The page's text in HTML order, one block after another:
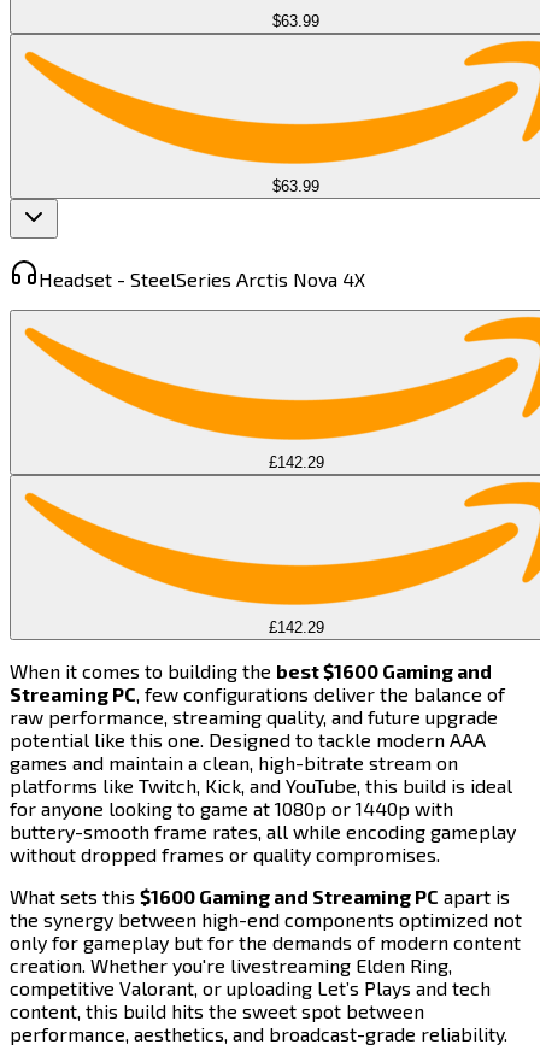
$63.99
$63.99
Headset - SteelSeries Arctis Nova 4X​​​​‌ ‍ ​‍​‍‌‍ ‌ ​‍‌‍‍‌‌‍‌ ‌‍‍‌‌‍ ‍​‍​‍​ ‍‍​‍​‍‌ ​ ‌‍​‌‌‍ ‍‌‍‍‌‌ ‌​‌ ‍‌​‍ ‍‌‍‍‌‌‍ ​‍​‍​‍ ​​‍​‍‌‍‍​‌ ​‍‌‍‌‌‌‍‌‍​‍​‍​ ‍‍​‍​‍​‍ ‌‍​‌‌‍‌​‌‍ ‌‌‍‍‌‌‍ ‍​‍ ‌‍‍‌‌‍ ‍‌ ‌​‌‍‌‌‌‍ ‍‌ ‌​​‍ ‌‍‌‌‌‍‌​‌‍‍‌‌ ‌​​‍ ‌‍ ‌‌‍ ‌‍‌​‌‍‌‌​ ‌‌ ​​‌ ​‍‌‍‌‌‌ ​ ‌‍‌‌‌‍ ‍‌ ‌​‌‍​‌‌ ‌​‌‍‍‌‌‍ ‌‍ ‍​ ‍ ‌‍‍‌‌‍‌​​ ‌‌‍​ ​ ‌ ​ ‍‌‌‍‌‌​ ‌‍​ ‌‍‌‍​ ​ ‌ ​‍ ‌​ ‍‌​ ‌‌‌‍​‌​ ‍​​‍ ‌​ ‌​​ ‌‌​ ​ ​ ‌​​‍ ‌​ ‍​​ ​‌​ ‍‌​ ‌ ​‍ ‌‌‍‌‌‌‍‌​​ ‍‌‌‍‌‌​ ​​​ ‌ ‌‍‌‍​ ‌​​ ‍​‌‍​‍​ ​‌‌‍‌​​ ‍ ‌ ‌​‌ ‍‌‌ ​​‌‍‌‌​ ‌‌‍ ‌ ‌​‌‍‍​‌‍‌‌‌ ​‍​ ‍ ‌ ​​‌‍​‌‌ ‌​‌‍‍​​ ‌‌‍ ‍‌‍​‌‌‍ ‌‌‍‌‌​ ‌‍​‍‌‍​‌‌ ​ ‌‍‌‌‌‌‌‌‌ ​‍‌‍ ​​ ‌​‍‌‌​ ​‍‌​‌‍‌‍​‌‌‍‌​‌‍ ‌‌‍‍‌‌‍ ‍​‍‌‍‌‍‍‌‌‍‌​​ ‌‌‍​ ​ ‌ ​ ‍‌‌‍‌‌​ ‌‍​ ‌‍‌‍​ ​ ‌ ​‍ ‌​ ‍‌​ ‌‌‌‍​‌​ ‍​​‍ ‌​ ‌​​ ‌‌​ ​ ​ ‌​​‍ ‌​ ‍​​ ​‌​ ‍‌​ ‌ ​‍ ‌‌‍‌‌‌‍‌​​ ‍‌‌‍‌‌​ ​​​ ‌ ‌‍‌‍​ ‌​​ ‍​‌‍​‍​ ​‌‌‍‌​​‍‌‍‌ ‌​‌ ‍‌‌ ​​‌‍‌‌​ ‌‌‍ ‌ ‌​‌‍‍​‌‍‌‌‌ ​‍​‍‌‍‌ ​​‌‍​‌‌ ‌​‌‍‍​​ ‌‌‍ ‍‌‍​‌‌‍ ‌‌‍‌‌​‍‌‍‌ ​​‌‍‌‌‌ ​‍‌ ​ ‌ ​​‌‍‌‌‌‍​ ‌ ‌​‌‍‍‌‌ ‌‍‌‍‌‌​ ‌‌ ​​‌ ‌‌‌‍​‍‌‍ ​‌‍‍‌‌ ​ ‌‍‍​‌‍‌‌‌‍‌​​‍​‍‌ ‌
£142.29
£142.29
When it comes to building the ​​​​‌ ‍ ​‍​‍‌‍ ‌ ​‍‌‍‍‌‌‍‌ ‌‍‍‌‌‍ ‍​‍​‍​ ‍‍​‍​‍‌ ​ ‌‍​‌‌‍ ‍‌‍‍‌‌ ‌​‌ ‍‌​‍ ‍‌‍‍‌‌‍ ​‍​‍​‍ ​​‍​‍‌‍‍​‌ ​‍‌‍‌‌‌‍‌‍​‍​‍​ ‍‍​‍​‍​‍ ‌‍​‌‌‍‌​‌‍ ‌‌‍‍‌‌‍ ‍​‍ ‌‍‍‌‌‍ ‍‌ ‌​‌‍‌‌‌‍ ‍‌ ‌​​‍ ‌‍‌‌‌‍‌​‌‍‍‌‌ ‌​​‍ ‌‍ ‌‌‍ ‌‍‌​‌‍‌‌​ ‌‌ ​​‌ ​‍‌‍‌‌‌ ​ ‌‍‌‌‌‍ ‍‌ ‌​‌‍​‌‌ ‌​‌‍‍‌‌‍ ‌‍ ‍​ ‍ ‌‍‍‌‌‍‌​​ ‌​ ​‌​ ‌​​ ‍‌‌‍‌​‌‍‌‍​ ‌‍​ ​‌‌‍‌​​‍ ‌​ ​‌​ ​‌​ ‌ ‌‍​‌​‍ ‌​ ‌​‌‍‌‍​ ‌ ​ ​‍​‍ ‌‌‍​‌​ ​‌‌‍‌‍​ ‌‌​‍ ‌​ ‌​​ ‌‍​ ​‍​ ‌ ​ ‌‍‌‍​‌​ ‌​​ ​‍‌‍‌‍​ ‌‌‌‍‌‍‌‍‌​​ ‍ ‌ ‌​‌ ‍‌‌ ​​‌‍‌‌​ ‌‌‍​‍‌ ‌‌‌‍‍‌‌‍ ​‌‍‌​​ ‍ ‌ ​​‌‍​‌‌ ‌​‌‍‍​​ ‌‌‍‍‌​ ​‌​ ‍​‌‍ ‍‌‌ ‌‍ ​‌‍ ‌‍ ‍‌‍‌ ‌‌ ‌‍‌​‌‍‌‌‌ ​ ‌‍​ ​‍‌‌​ ‌‌‌​​‍‌‌ ‌‍‍ ‌‍‌‌‌ ‍‌​‍‌‌​ ​ ‌​‌​​‍‌‌​ ​ ‌​‌​​‍‌‌​ ​‍​ ​‍‌‍‌‌‌‍ ‍​‍‌‌​ ​‍​ ​‍​‍‌‌​ ‌‌‌​‌​​‍ ‍‌ ‌‍‌‍​‌‌‍ ​‌ ‌‌‌‍‌‌​‍‌‌​ ‌‌‌​​‍‌‌ ‌‍‍ ‌‍‌‌‌ ‍‌​‍‌‌​ ​ ‌​‌​​‍‌‌​ ​ ‌​‌​​‍‌‌​ ​‍​ ​‍​ ​‌‌‍​‍​ ‍‌​ ​‍‌‍​‍‌‍‌‌‌‍‌‌​ ​​‌‍​‍‌‍‌​‌‍‌‍‌‍‌‌​‍‌‌​ ​‍​ ​‍​‍‌‌​ ‌‌‌​‌​​‍ ‍‌‍​ ‌‍‍​‌‍‍‌‌‍ ​‌‍‌​‌ ​‍‌‍‌‌‌‍ ‍​‍‌‌​ ‌‌‌​​‍‌‌ ‌‍‍ ‌‍‌‌‌ ‍‌​‍‌‌​ ​ ‌​‌​​‍‌‌​ ​ ‌​‌​​‍‌‌​ ​‍​ ​‍​ ‌‍​ ‌‌​ ‍‌​ ‍​​ ‌‌​ ​‍‌‍‌​‌‍‌‍‌‍​ ‌‍‌​‌‍​ ​ ‌ ​‍‌‌​ ​‍​ ​‍​‍‌‌​ ‌‌‌​‌​​‍ ‍‌ ‌​‌‍‌‌‌ ‍​‌ ‌​​ ‌‍​‍‌‍​‌‌ ​ ‌‍‌‌‌‌‌‌‌ ​‍‌‍ ​​ ‌​‍‌‌​ ​‍‌​‌‍‌‍​‌‌‍‌​‌‍ ‌‌‍‍‌‌‍ ‍​‍‌‍‌‍‍‌‌‍‌​​ ‌​ ​‌​ ‌​​ ‍‌‌‍‌​‌‍‌‍​ ‌‍​ ​‌‌‍‌​​‍ ‌​ ​‌​ ​‌​ ‌ ‌‍​‌​‍ ‌​ ‌​‌‍‌‍​ ‌ ​ ​‍​‍ ‌‌‍​‌​ ​‌‌‍‌‍​ ‌‌​‍ ‌​ ‌​​ ‌‍​ ​‍​ ‌ ​ ‌‍‌‍​‌​ ‌​​ ​‍‌‍‌‍​ ‌‌‌‍‌‍‌‍‌​​‍‌‍‌ ‌​‌ ‍‌‌ ​​‌‍‌‌​ ‌‌‍​‍‌ ‌‌‌‍‍‌‌‍ ​‌‍‌​​‍‌‍‌ ​​‌‍​‌‌ ‌​‌‍‍​​ ‌‌‍‍‌​ ​‌​ ‍​‌‍ ‍‌‌ ‌‍ ​‌‍ ‌‍ ‍‌‍‌ ‌‌ ‌‍‌​‌‍‌‌‌ ​ ‌‍​ ​‍‌‌​ ‌‌‌​​‍‌‌ ‌‍‍ ‌‍‌‌‌ ‍‌​‍‌‌​ ​ ‌​‌​​‍‌‌​ ​ ‌​‌​​‍‌‌​ ​‍​ ​‍‌‍‌‌‌‍ ‍​‍‌‌​ ​‍​ ​‍​‍‌‌​ ‌‌‌​‌​​‍ ‍‌ ‌‍‌‍​‌‌‍ ​‌ ‌‌‌‍‌‌​‍‌‌​ ‌‌‌​​‍‌‌ ‌‍‍ ‌‍‌‌‌ ‍‌​‍‌‌​ ​ ‌​‌​​‍‌‌​ ​ ‌​‌​​‍‌‌​ ​‍​ ​‍​ ​‌‌‍​‍​ ‍‌​ ​‍‌‍​‍‌‍‌‌‌‍‌‌​ ​​‌‍​‍‌‍‌​‌‍‌‍‌‍‌‌​‍‌‌​ ​‍​ ​‍​‍‌‌​ ‌‌‌​‌​​‍ ‍‌‍​ ‌‍‍​‌‍‍‌‌‍ ​‌‍‌​‌ ​‍‌‍‌‌‌‍ ‍​‍‌‌​ ‌‌‌​​‍‌‌ ‌‍‍ ‌‍‌‌‌ ‍‌​‍‌‌​ ​ ‌​‌​​‍‌‌​ ​ ‌​‌​​‍‌‌​ ​‍​ ​‍​ ‌‍​ ‌‌​ ‍‌​ ‍​​ ‌‌​ ​‍‌‍‌​‌‍‌‍‌‍​ ‌‍‌​‌‍​ ​ ‌ ​‍‌‌​ ​‍​ ​‍​‍‌‌​ ‌‌‌​‌​​‍ ‍‌ ‌​‌‍‌‌‌ ‍​‌ ‌​​‍‌‍‌ ​​‌‍‌‌‌ ​‍‌ ​ ‌ ​​‌‍‌‌‌‍​ ‌ ‌​‌‍‍‌‌ ‌‍‌‍‌‌​ ‌‌ ​​‌ ‌‌‌‍​‍‌‍ ​‌‍‍‌‌ ​ ‌‍‍​‌‍‌‌‌‍‌​​‍​‍‌ ‌ best $1600 Gaming and
Streaming PC​​​​‌ ‍ ​‍​‍‌‍ ‌ ​‍‌‍‍‌‌‍‌ ‌‍‍‌‌‍ ‍​‍​‍​ ‍‍​‍​‍‌ ​ ‌‍​‌‌‍ ‍‌‍‍‌‌ ‌​‌ ‍‌​‍ ‍‌‍‍‌‌‍ ​‍​‍​‍ ​​‍​‍‌‍‍​‌ ​‍‌‍‌‌‌‍‌‍​‍​‍​ ‍‍​‍​‍​‍ ‌‍​‌‌‍‌​‌‍ ‌‌‍‍‌‌‍ ‍​‍ ‌‍‍‌‌‍ ‍‌ ‌​‌‍‌‌‌‍ ‍‌ ‌​​‍ ‌‍‌‌‌‍‌​‌‍‍‌‌ ‌​​‍ ‌‍ ‌‌‍ ‌‍‌​‌‍‌‌​ ‌‌ ​​‌ ​‍‌‍‌‌‌ ​ ‌‍‌‌‌‍ ‍‌ ‌​‌‍​‌‌ ‌​‌‍‍‌‌‍ ‌‍ ‍​ ‍ ‌‍‍‌‌‍‌​​ ‌​ ​‌​ ‌​​ ‍‌‌‍‌​‌‍‌‍​ ‌‍​ ​‌‌‍‌​​‍ ‌​ ​‌​ ​‌​ ‌ ‌‍​‌​‍ ‌​ ‌​‌‍‌‍​ ‌ ​ ​‍​‍ ‌‌‍​‌​ ​‌‌‍‌‍​ ‌‌​‍ ‌​ ‌​​ ‌‍​ ​‍​ ‌ ​ ‌‍‌‍​‌​ ‌​​ ​‍‌‍‌‍​ ‌‌‌‍‌‍‌‍‌​​ ‍ ‌ ‌​‌ ‍‌‌ ​​‌‍‌‌​ ‌‌‍​‍‌ ‌‌‌‍‍‌‌‍ ​‌‍‌​​ ‍ ‌ ​​‌‍​‌‌ ‌​‌‍‍​​ ‌‌‍‍‌​ ​‌​ ‍​‌‍ ‍‌‌ ‌‍ ​‌‍ ‌‍ ‍‌‍‌ ‌‌ ‌‍‌​‌‍‌‌‌ ​ ‌‍​ ​‍‌‌​ ‌‌‌​​‍‌‌ ‌‍‍ ‌‍‌‌‌ ‍‌​‍‌‌​ ​ ‌​‌​​‍‌‌​ ​ ‌​‌​​‍‌‌​ ​‍​ ​‍‌‍‌‌‌‍ ‍​‍‌‌​ ​‍​ ​‍​‍‌‌​ ‌‌‌​‌​​‍ ‍‌ ‌‍‌‍​‌‌‍ ​‌ ‌‌‌‍‌‌​‍‌‌​ ‌‌‌​​‍‌‌ ‌‍‍ ‌‍‌‌‌ ‍‌​‍‌‌​ ​ ‌​‌​​‍‌‌​ ​ ‌​‌​​‍‌‌​ ​‍​ ​‍​ ​‌‌‍​‍​ ‍‌​ ​‍‌‍​‍‌‍‌‌‌‍‌‌​ ​​‌‍​‍‌‍‌​‌‍‌‍‌‍‌‌​‍‌‌​ ​‍​ ​‍​‍‌‌​ ‌‌‌​‌​​‍ ‍‌‍​ ‌‍‍​‌‍‍‌‌‍ ​‌‍‌​‌ ​‍‌‍‌‌‌‍ ‍​‍‌‌​ ‌‌‌​​‍‌‌ ‌‍‍ ‌‍‌‌‌ ‍‌​‍‌‌​ ​ ‌​‌​​‍‌‌​ ​ ‌​‌​​‍‌‌​ ​‍​ ​‍​ ​​​ ​​​ ​‍​ ​​‌‍‌‍​ ‌‌‌‍‌​​ ‌​‌‍​ ​ ​‍​ ‌​‌‍‌‌​‍‌‌​ ​‍​ ​‍​‍‌‌​ ‌‌‌​‌​​‍ ‍‌ ‌​‌‍‌‌‌ ‍​‌ ‌​​ ‌‍​‍‌‍​‌‌ ​ ‌‍‌‌‌‌‌‌‌ ​‍‌‍ ​​ ‌​‍‌‌​ ​‍‌​‌‍‌‍​‌‌‍‌​‌‍ ‌‌‍‍‌‌‍ ‍​‍‌‍‌‍‍‌‌‍‌​​ ‌​ ​‌​ ‌​​ ‍‌‌‍‌​‌‍‌‍​ ‌‍​ ​‌‌‍‌​​‍ ‌​ ​‌​ ​‌​ ‌ ‌‍​‌​‍ ‌​ ‌​‌‍‌‍​ ‌ ​ ​‍​‍ ‌‌‍​‌​ ​‌‌‍‌‍​ ‌‌​‍ ‌​ ‌​​ ‌‍​ ​‍​ ‌ ​ ‌‍‌‍​‌​ ‌​​ ​‍‌‍‌‍​ ‌‌‌‍‌‍‌‍‌​​‍‌‍‌ ‌​‌ ‍‌‌ ​​‌‍‌‌​ ‌‌‍​‍‌ ‌‌‌‍‍‌‌‍ ​‌‍‌​​‍‌‍‌ ​​‌‍​‌‌ ‌​‌‍‍​​ ‌‌‍‍‌​ ​‌​ ‍​‌‍ ‍‌‌ ‌‍ ​‌‍ ‌‍ ‍‌‍‌ ‌‌ ‌‍‌​‌‍‌‌‌ ​ ‌‍​ ​‍‌‌​ ‌‌‌​​‍‌‌ ‌‍‍ ‌‍‌‌‌ ‍‌​‍‌‌​ ​ ‌​‌​​‍‌‌​ ​ ‌​‌​​‍‌‌​ ​‍​ ​‍‌‍‌‌‌‍ ‍​‍‌‌​ ​‍​ ​‍​‍‌‌​ ‌‌‌​‌​​‍ ‍‌ ‌‍‌‍​‌‌‍ ​‌ ‌‌‌‍‌‌​‍‌‌​ ‌‌‌​​‍‌‌ ‌‍‍ ‌‍‌‌‌ ‍‌​‍‌‌​ ​ ‌​‌​​‍‌‌​ ​ ‌​‌​​‍‌‌​ ​‍​ ​‍​ ​‌‌‍​‍​ ‍‌​ ​‍‌‍​‍‌‍‌‌‌‍‌‌​ ​​‌‍​‍‌‍‌​‌‍‌‍‌‍‌‌​‍‌‌​ ​‍​ ​‍​‍‌‌​ ‌‌‌​‌​​‍ ‍‌‍​ ‌‍‍​‌‍‍‌‌‍ ​‌‍‌​‌ ​‍‌‍‌‌‌‍ ‍​‍‌‌​ ‌‌‌​​‍‌‌ ‌‍‍ ‌‍‌‌‌ ‍‌​‍‌‌​ ​ ‌​‌​​‍‌‌​ ​ ‌​‌​​‍‌‌​ ​‍​ ​‍​ ​​​ ​​​ ​‍​ ​​‌‍‌‍​ ‌‌‌‍‌​​ ‌​‌‍​ ​ ​‍​ ‌​‌‍‌‌​‍‌‌​ ​‍​ ​‍​‍‌‌​ ‌‌‌​‌​​‍ ‍‌ ‌​‌‍‌‌‌ ‍​‌ ‌​​‍‌‍‌ ​​‌‍‌‌‌ ​‍‌ ​ ‌ ​​‌‍‌‌‌‍​ ‌ ‌​‌‍‍‌‌ ‌‍‌‍‌‌​ ‌‌ ​​‌ ‌‌‌‍​‍‌‍ ​‌‍‍‌‌ ​ ‌‍‍​‌‍‌‌‌‍‌​​‍​‍‌ ‌ , few configurations deliver the balance of
raw performance, streaming quality, and future upgrade
potential like this one. Designed to tackle modern AAA
games and maintain a clean, high-bitrate stream on
platforms like Twitch, Kick, and YouTube, this build is ideal
for anyone looking to game at 1080p or 1440p with
buttery-smooth frame rates, all while encoding gameplay
without dropped frames or quality compromises.​​​​‌ ‍ ​‍​‍‌‍ ‌ ​‍‌‍‍‌‌‍‌ ‌‍‍‌‌‍ ‍​‍​‍​ ‍‍​‍​‍‌ ​ ‌‍​‌‌‍ ‍‌‍‍‌‌ ‌​‌ ‍‌​‍ ‍‌‍‍‌‌‍ ​‍​‍​‍ ​​‍​‍‌‍‍​‌ ​‍‌‍‌‌‌‍‌‍​‍​‍​ ‍‍​‍​‍​‍ ‌‍​‌‌‍‌​‌‍ ‌‌‍‍‌‌‍ ‍​‍ ‌‍‍‌‌‍ ‍‌ ‌​‌‍‌‌‌‍ ‍‌ ‌​​‍ ‌‍‌‌‌‍‌​‌‍‍‌‌ ‌​​‍ ‌‍ ‌‌‍ ‌‍‌​‌‍‌‌​ ‌‌ ​​‌ ​‍‌‍‌‌‌ ​ ‌‍‌‌‌‍ ‍‌ ‌​‌‍​‌‌ ‌​‌‍‍‌‌‍ ‌‍ ‍​ ‍ ‌‍‍‌‌‍‌​​ ‌​ ​‌​ ‌​​ ‍‌‌‍‌​‌‍‌‍​ ‌‍​ ​‌‌‍‌​​‍ ‌​ ​‌​ ​‌​ ‌ ‌‍​‌​‍ ‌​ ‌​‌‍‌‍​ ‌ ​ ​‍​‍ ‌‌‍​‌​ ​‌‌‍‌‍​ ‌‌​‍ ‌​ ‌​​ ‌‍​ ​‍​ ‌ ​ ‌‍‌‍​‌​ ‌​​ ​‍‌‍‌‍​ ‌‌‌‍‌‍‌‍‌​​ ‍ ‌ ‌​‌ ‍‌‌ ​​‌‍‌‌​ ‌‌‍​‍‌ ‌‌‌‍‍‌‌‍ ​‌‍‌​​ ‍ ‌ ​​‌‍​‌‌ ‌​‌‍‍​​ ‌‌‍‍‌​ ​‌​ ‍​‌‍ ‍‌‌ ‌‍ ​‌‍ ‌‍ ‍‌‍‌ ‌‌ ‌‍‌​‌‍‌‌‌ ​ ‌‍​ ​‍‌‌​ ‌‌‌​​‍‌‌ ‌‍‍ ‌‍‌‌‌ ‍‌​‍‌‌​ ​ ‌​‌​​‍‌‌​ ​ ‌​‌​​‍‌‌​ ​‍​ ​‍‌‍‌‌‌‍ ‍​‍‌‌​ ​‍​ ​‍​‍‌‌​ ‌‌‌​‌​​‍ ‍‌ ‌‍‌‍​‌‌‍ ​‌ ‌‌‌‍‌‌​‍‌‌​ ‌‌‌​​‍‌‌ ‌‍‍ ‌‍‌‌‌ ‍‌​‍‌‌​ ​ ‌​‌​​‍‌‌​ ​ ‌​‌​​‍‌‌​ ​‍​ ​‍​ ​‌‌‍​‍​ ‍‌​ ​‍‌‍​‍‌‍‌‌‌‍‌‌​ ​​‌‍​‍‌‍‌​‌‍‌‍‌‍‌‌​‍‌‌​ ​‍​ ​‍​‍‌‌​ ‌‌‌​‌​​‍ ‍‌‍​ ‌‍‍​‌‍‍‌‌‍ ​‌‍‌​‌ ​‍‌‍‌‌‌‍ ‍​‍‌‌​ ‌‌‌​​‍‌‌ ‌‍‍ ‌‍‌‌‌ ‍‌​‍‌‌​ ​ ‌​‌​​‍‌‌​ ​ ‌​‌​​‍‌‌​ ​‍​ ​‍​ ‍​​ ‌ ​ ‍​‌‍​ ​ ‌‍‌‍​‍‌‍​‌‌‍‌​​ ​​​ ​‌‌‍‌​‌‍​‍​‍‌‌​ ​‍​ ​‍​‍‌‌​ ‌‌‌​‌​​‍ ‍‌ ‌​‌‍‌‌‌ ‍​‌ ‌​​ ‌‍​‍‌‍​‌‌ ​ ‌‍‌‌‌‌‌‌‌ ​‍‌‍ ​​ ‌​‍‌‌​ ​‍‌​‌‍‌‍​‌‌‍‌​‌‍ ‌‌‍‍‌‌‍ ‍​‍‌‍‌‍‍‌‌‍‌​​ ‌​ ​‌​ ‌​​ ‍‌‌‍‌​‌‍‌‍​ ‌‍​ ​‌‌‍‌​​‍ ‌​ ​‌​ ​‌​ ‌ ‌‍​‌​‍ ‌​ ‌​‌‍‌‍​ ‌ ​ ​‍​‍ ‌‌‍​‌​ ​‌‌‍‌‍​ ‌‌​‍ ‌​ ‌​​ ‌‍​ ​‍​ ‌ ​ ‌‍‌‍​‌​ ‌​​ ​‍‌‍‌‍​ ‌‌‌‍‌‍‌‍‌​​‍‌‍‌ ‌​‌ ‍‌‌ ​​‌‍‌‌​ ‌‌‍​‍‌ ‌‌‌‍‍‌‌‍ ​‌‍‌​​‍‌‍‌ ​​‌‍​‌‌ ‌​‌‍‍​​ ‌‌‍‍‌​ ​‌​ ‍​‌‍ ‍‌‌ ‌‍ ​‌‍ ‌‍ ‍‌‍‌ ‌‌ ‌‍‌​‌‍‌‌‌ ​ ‌‍​ ​‍‌‌​ ‌‌‌​​‍‌‌ ‌‍‍ ‌‍‌‌‌ ‍‌​‍‌‌​ ​ ‌​‌​​‍‌‌​ ​ ‌​‌​​‍‌‌​ ​‍​ ​‍‌‍‌‌‌‍ ‍​‍‌‌​ ​‍​ ​‍​‍‌‌​ ‌‌‌​‌​​‍ ‍‌ ‌‍‌‍​‌‌‍ ​‌ ‌‌‌‍‌‌​‍‌‌​ ‌‌‌​​‍‌‌ ‌‍‍ ‌‍‌‌‌ ‍‌​‍‌‌​ ​ ‌​‌​​‍‌‌​ ​ ‌​‌​​‍‌‌​ ​‍​ ​‍​ ​‌‌‍​‍​ ‍‌​ ​‍‌‍​‍‌‍‌‌‌‍‌‌​ ​​‌‍​‍‌‍‌​‌‍‌‍‌‍‌‌​‍‌‌​ ​‍​ ​‍​‍‌‌​ ‌‌‌​‌​​‍ ‍‌‍​ ‌‍‍​‌‍‍‌‌‍ ​‌‍‌​‌ ​‍‌‍‌‌‌‍ ‍​‍‌‌​ ‌‌‌​​‍‌‌ ‌‍‍ ‌‍‌‌‌ ‍‌​‍‌‌​ ​ ‌​‌​​‍‌‌​ ​ ‌​‌​​‍‌‌​ ​‍​ ​‍​ ‍​​ ‌ ​ ‍​‌‍​ ​ ‌‍‌‍​‍‌‍​‌‌‍‌​​ ​​​ ​‌‌‍‌​‌‍​‍​‍‌‌​ ​‍​ ​‍​‍‌‌​ ‌‌‌​‌​​‍ ‍‌ ‌​‌‍‌‌‌ ‍​‌ ‌​​‍‌‍‌ ​​‌‍‌‌‌ ​‍‌ ​ ‌ ​​‌‍‌‌‌‍​ ‌ ‌​‌‍‍‌‌ ‌‍‌‍‌‌​ ‌‌ ​​‌ ‌‌‌‍​‍‌‍ ​‌‍‍‌‌ ​ ‌‍‍​‌‍‌‌‌‍‌​​‍​‍‌ ‌
What sets this ​​​​‌ ‍ ​‍​‍‌‍ ‌ ​‍‌‍‍‌‌‍‌ ‌‍‍‌‌‍ ‍​‍​‍​ ‍‍​‍​‍‌ ​ ‌‍​‌‌‍ ‍‌‍‍‌‌ ‌​‌ ‍‌​‍ ‍‌‍‍‌‌‍ ​‍​‍​‍ ​​‍​‍‌‍‍​‌ ​‍‌‍‌‌‌‍‌‍​‍​‍​ ‍‍​‍​‍​‍ ‌‍​‌‌‍‌​‌‍ ‌‌‍‍‌‌‍ ‍​‍ ‌‍‍‌‌‍ ‍‌ ‌​‌‍‌‌‌‍ ‍‌ ‌​​‍ ‌‍‌‌‌‍‌​‌‍‍‌‌ ‌​​‍ ‌‍ ‌‌‍ ‌‍‌​‌‍‌‌​ ‌‌ ​​‌ ​‍‌‍‌‌‌ ​ ‌‍‌‌‌‍ ‍‌ ‌​‌‍​‌‌ ‌​‌‍‍‌‌‍ ‌‍ ‍​ ‍ ‌‍‍‌‌‍‌​​ ‌​ ​‌​ ‌​​ ‍‌‌‍‌​‌‍‌‍​ ‌‍​ ​‌‌‍‌​​‍ ‌​ ​‌​ ​‌​ ‌ ‌‍​‌​‍ ‌​ ‌​‌‍‌‍​ ‌ ​ ​‍​‍ ‌‌‍​‌​ ​‌‌‍‌‍​ ‌‌​‍ ‌​ ‌​​ ‌‍​ ​‍​ ‌ ​ ‌‍‌‍​‌​ ‌​​ ​‍‌‍‌‍​ ‌‌‌‍‌‍‌‍‌​​ ‍ ‌ ‌​‌ ‍‌‌ ​​‌‍‌‌​ ‌‌‍​‍‌ ‌‌‌‍‍‌‌‍ ​‌‍‌​​ ‍ ‌ ​​‌‍​‌‌ ‌​‌‍‍​​ ‌‌‍‍‌​ ​‌​ ‍​‌‍ ‍‌‌ ‌‍ ​‌‍ ‌‍ ‍‌‍‌ ‌‌ ‌‍‌​‌‍‌‌‌ ​ ‌‍​ ​‍‌‌​ ‌‌‌​​‍‌‌ ‌‍‍ ‌‍‌‌‌ ‍‌​‍‌‌​ ​ ‌​‌​​‍‌‌​ ​ ‌​‌​​‍‌‌​ ​‍​ ​‍‌‍‌‌‌‍ ‍​‍‌‌​ ​‍​ ​‍​‍‌‌​ ‌‌‌​‌​​‍ ‍‌ ‌‍‌‍​‌‌‍ ​‌ ‌‌‌‍‌‌​‍‌‌​ ‌‌‌​​‍‌‌ ‌‍‍ ‌‍‌‌‌ ‍‌​‍‌‌​ ​ ‌​‌​​‍‌‌​ ​ ‌​‌​​‍‌‌​ ​‍​ ​‍​ ‌ ​ ‌‌‌‍​ ​ ‌​​ ‌ ​ ‌‌‌‍​‍​ ‍‌‌‍‌​​ ‌‌​ ​ ​ ‌​​‍‌‌​ ​‍​ ​‍​‍‌‌​ ‌‌‌​‌​​‍ ‍‌‍​ ‌‍‍​‌‍‍‌‌‍ ​‌‍‌​‌ ​‍‌‍‌‌‌‍ ‍​‍‌‌​ ‌‌‌​​‍‌‌ ‌‍‍ ‌‍‌‌‌ ‍‌​‍‌‌​ ​ ‌​‌​​‍‌‌​ ​ ‌​‌​​‍‌‌​ ​‍​ ​‍​ ‌ ‌‍‌​​ ‌​‌‍‌‌​ ‌‍​ ​ ‌‍​ ‌‍​‍‌‍‌​​ ​‌​ ​​‌‍‌​​‍‌‌​ ​‍​ ​‍​‍‌‌​ ‌‌‌​‌​​‍ ‍‌ ‌​‌‍‌‌‌ ‍​‌ ‌​​ ‌‍​‍‌‍​‌‌ ​ ‌‍‌‌‌‌‌‌‌ ​‍‌‍ ​​ ‌​‍‌‌​ ​‍‌​‌‍‌‍​‌‌‍‌​‌‍ ‌‌‍‍‌‌‍ ‍​‍‌‍‌‍‍‌‌‍‌​​ ‌​ ​‌​ ‌​​ ‍‌‌‍‌​‌‍‌‍​ ‌‍​ ​‌‌‍‌​​‍ ‌​ ​‌​ ​‌​ ‌ ‌‍​‌​‍ ‌​ ‌​‌‍‌‍​ ‌ ​ ​‍​‍ ‌‌‍​‌​ ​‌‌‍‌‍​ ‌‌​‍ ‌​ ‌​​ ‌‍​ ​‍​ ‌ ​ ‌‍‌‍​‌​ ‌​​ ​‍‌‍‌‍​ ‌‌‌‍‌‍‌‍‌​​‍‌‍‌ ‌​‌ ‍‌‌ ​​‌‍‌‌​ ‌‌‍​‍‌ ‌‌‌‍‍‌‌‍ ​‌‍‌​​‍‌‍‌ ​​‌‍​‌‌ ‌​‌‍‍​​ ‌‌‍‍‌​ ​‌​ ‍​‌‍ ‍‌‌ ‌‍ ​‌‍ ‌‍ ‍‌‍‌ ‌‌ ‌‍‌​‌‍‌‌‌ ​ ‌‍​ ​‍‌‌​ ‌‌‌​​‍‌‌ ‌‍‍ ‌‍‌‌‌ ‍‌​‍‌‌​ ​ ‌​‌​​‍‌‌​ ​ ‌​‌​​‍‌‌​ ​‍​ ​‍‌‍‌‌‌‍ ‍​‍‌‌​ ​‍​ ​‍​‍‌‌​ ‌‌‌​‌​​‍ ‍‌ ‌‍‌‍​‌‌‍ ​‌ ‌‌‌‍‌‌​‍‌‌​ ‌‌‌​​‍‌‌ ‌‍‍ ‌‍‌‌‌ ‍‌​‍‌‌​ ​ ‌​‌​​‍‌‌​ ​ ‌​‌​​‍‌‌​ ​‍​ ​‍​ ‌ ​ ‌‌‌‍​ ​ ‌​​ ‌ ​ ‌‌‌‍​‍​ ‍‌‌‍‌​​ ‌‌​ ​ ​ ‌​​‍‌‌​ ​‍​ ​‍​‍‌‌​ ‌‌‌​‌​​‍ ‍‌‍​ ‌‍‍​‌‍‍‌‌‍ ​‌‍‌​‌ ​‍‌‍‌‌‌‍ ‍​‍‌‌​ ‌‌‌​​‍‌‌ ‌‍‍ ‌‍‌‌‌ ‍‌​‍‌‌​ ​ ‌​‌​​‍‌‌​ ​ ‌​‌​​‍‌‌​ ​‍​ ​‍​ ‌ ‌‍‌​​ ‌​‌‍‌‌​ ‌‍​ ​ ‌‍​ ‌‍​‍‌‍‌​​ ​‌​ ​​‌‍‌​​‍‌‌​ ​‍​ ​‍​‍‌‌​ ‌‌‌​‌​​‍ ‍‌ ‌​‌‍‌‌‌ ‍​‌ ‌​​‍‌‍‌ ​​‌‍‌‌‌ ​‍‌ ​ ‌ ​​‌‍‌‌‌‍​ ‌ ‌​‌‍‍‌‌ ‌‍‌‍‌‌​ ‌‌ ​​‌ ‌‌‌‍​‍‌‍ ​‌‍‍‌‌ ​ ‌‍‍​‌‍‌‌‌‍‌​​‍​‍‌ ‌ $1600 Gaming and Streaming PC​​​​‌ ‍ ​‍​‍‌‍ ‌ ​‍‌‍‍‌‌‍‌ ‌‍‍‌‌‍ ‍​‍​‍​ ‍‍​‍​‍‌ ​ ‌‍​‌‌‍ ‍‌‍‍‌‌ ‌​‌ ‍‌​‍ ‍‌‍‍‌‌‍ ​‍​‍​‍ ​​‍​‍‌‍‍​‌ ​‍‌‍‌‌‌‍‌‍​‍​‍​ ‍‍​‍​‍​‍ ‌‍​‌‌‍‌​‌‍ ‌‌‍‍‌‌‍ ‍​‍ ‌‍‍‌‌‍ ‍‌ ‌​‌‍‌‌‌‍ ‍‌ ‌​​‍ ‌‍‌‌‌‍‌​‌‍‍‌‌ ‌​​‍ ‌‍ ‌‌‍ ‌‍‌​‌‍‌‌​ ‌‌ ​​‌ ​‍‌‍‌‌‌ ​ ‌‍‌‌‌‍ ‍‌ ‌​‌‍​‌‌ ‌​‌‍‍‌‌‍ ‌‍ ‍​ ‍ ‌‍‍‌‌‍‌​​ ‌​ ​‌​ ‌​​ ‍‌‌‍‌​‌‍‌‍​ ‌‍​ ​‌‌‍‌​​‍ ‌​ ​‌​ ​‌​ ‌ ‌‍​‌​‍ ‌​ ‌​‌‍‌‍​ ‌ ​ ​‍​‍ ‌‌‍​‌​ ​‌‌‍‌‍​ ‌‌​‍ ‌​ ‌​​ ‌‍​ ​‍​ ‌ ​ ‌‍‌‍​‌​ ‌​​ ​‍‌‍‌‍​ ‌‌‌‍‌‍‌‍‌​​ ‍ ‌ ‌​‌ ‍‌‌ ​​‌‍‌‌​ ‌‌‍​‍‌ ‌‌‌‍‍‌‌‍ ​‌‍‌​​ ‍ ‌ ​​‌‍​‌‌ ‌​‌‍‍​​ ‌‌‍‍‌​ ​‌​ ‍​‌‍ ‍‌‌ ‌‍ ​‌‍ ‌‍ ‍‌‍‌ ‌‌ ‌‍‌​‌‍‌‌‌ ​ ‌‍​ ​‍‌‌​ ‌‌‌​​‍‌‌ ‌‍‍ ‌‍‌‌‌ ‍‌​‍‌‌​ ​ ‌​‌​​‍‌‌​ ​ ‌​‌​​‍‌‌​ ​‍​ ​‍‌‍‌‌‌‍ ‍​‍‌‌​ ​‍​ ​‍​‍‌‌​ ‌‌‌​‌​​‍ ‍‌ ‌‍‌‍​‌‌‍ ​‌ ‌‌‌‍‌‌​‍‌‌​ ‌‌‌​​‍‌‌ ‌‍‍ ‌‍‌‌‌ ‍‌​‍‌‌​ ​ ‌​‌​​‍‌‌​ ​ ‌​‌​​‍‌‌​ ​‍​ ​‍​ ‌ ​ ‌‌‌‍​ ​ ‌​​ ‌ ​ ‌‌‌‍​‍​ ‍‌‌‍‌​​ ‌‌​ ​ ​ ‌​​‍‌‌​ ​‍​ ​‍​‍‌‌​ ‌‌‌​‌​​‍ ‍‌‍​ ‌‍‍​‌‍‍‌‌‍ ​‌‍‌​‌ ​‍‌‍‌‌‌‍ ‍​‍‌‌​ ‌‌‌​​‍‌‌ ‌‍‍ ‌‍‌‌‌ ‍‌​‍‌‌​ ​ ‌​‌​​‍‌‌​ ​ ‌​‌​​‍‌‌​ ​‍​ ​‍‌‍‌‍‌‍‌​​ ​‌​ ​‌​ ​‍​ ‍‌​ ‍‌​ ‍‌​ ‌ ‌‍​‍​ ​​‌‍‌‌​‍‌‌​ ​‍​ ​‍​‍‌‌​ ‌‌‌​‌​​‍ ‍‌ ‌​‌‍‌‌‌ ‍​‌ ‌​​ ‌‍​‍‌‍​‌‌ ​ ‌‍‌‌‌‌‌‌‌ ​‍‌‍ ​​ ‌​‍‌‌​ ​‍‌​‌‍‌‍​‌‌‍‌​‌‍ ‌‌‍‍‌‌‍ ‍​‍‌‍‌‍‍‌‌‍‌​​ ‌​ ​‌​ ‌​​ ‍‌‌‍‌​‌‍‌‍​ ‌‍​ ​‌‌‍‌​​‍ ‌​ ​‌​ ​‌​ ‌ ‌‍​‌​‍ ‌​ ‌​‌‍‌‍​ ‌ ​ ​‍​‍ ‌‌‍​‌​ ​‌‌‍‌‍​ ‌‌​‍ ‌​ ‌​​ ‌‍​ ​‍​ ‌ ​ ‌‍‌‍​‌​ ‌​​ ​‍‌‍‌‍​ ‌‌‌‍‌‍‌‍‌​​‍‌‍‌ ‌​‌ ‍‌‌ ​​‌‍‌‌​ ‌‌‍​‍‌ ‌‌‌‍‍‌‌‍ ​‌‍‌​​‍‌‍‌ ​​‌‍​‌‌ ‌​‌‍‍​​ ‌‌‍‍‌​ ​‌​ ‍​‌‍ ‍‌‌ ‌‍ ​‌‍ ‌‍ ‍‌‍‌ ‌‌ ‌‍‌​‌‍‌‌‌ ​ ‌‍​ ​‍‌‌​ ‌‌‌​​‍‌‌ ‌‍‍ ‌‍‌‌‌ ‍‌​‍‌‌​ ​ ‌​‌​​‍‌‌​ ​ ‌​‌​​‍‌‌​ ​‍​ ​‍‌‍‌‌‌‍ ‍​‍‌‌​ ​‍​ ​‍​‍‌‌​ ‌‌‌​‌​​‍ ‍‌ ‌‍‌‍​‌‌‍ ​‌ ‌‌‌‍‌‌​‍‌‌​ ‌‌‌​​‍‌‌ ‌‍‍ ‌‍‌‌‌ ‍‌​‍‌‌​ ​ ‌​‌​​‍‌‌​ ​ ‌​‌​​‍‌‌​ ​‍​ ​‍​ ‌ ​ ‌‌‌‍​ ​ ‌​​ ‌ ​ ‌‌‌‍​‍​ ‍‌‌‍‌​​ ‌‌​ ​ ​ ‌​​‍‌‌​ ​‍​ ​‍​‍‌‌​ ‌‌‌​‌​​‍ ‍‌‍​ ‌‍‍​‌‍‍‌‌‍ ​‌‍‌​‌ ​‍‌‍‌‌‌‍ ‍​‍‌‌​ ‌‌‌​​‍‌‌ ‌‍‍ ‌‍‌‌‌ ‍‌​‍‌‌​ ​ ‌​‌​​‍‌‌​ ​ ‌​‌​​‍‌‌​ ​‍​ ​‍‌‍‌‍‌‍‌​​ ​‌​ ​‌​ ​‍​ ‍‌​ ‍‌​ ‍‌​ ‌ ‌‍​‍​ ​​‌‍‌‌​‍‌‌​ ​‍​ ​‍​‍‌‌​ ‌‌‌​‌​​‍ ‍‌ ‌​‌‍‌‌‌ ‍​‌ ‌​​‍‌‍‌ ​​‌‍‌‌‌ ​‍‌ ​ ‌ ​​‌‍‌‌‌‍​ ‌ ‌​‌‍‍‌‌ ‌‍‌‍‌‌​ ‌‌ ​​‌ ‌‌‌‍​‍‌‍ ​‌‍‍‌‌ ​ ‌‍‍​‌‍‌‌‌‍‌​​‍​‍‌ ‌ apart is
the synergy between high-end components optimized not
only for gameplay but for the demands of modern content
creation. Whether you're livestreaming Elden Ring,
competitive Valorant, or uploading Let’s Plays and tech
content, this build hits the sweet spot between
performance, aesthetics, and broadcast-grade reliability.​​​​‌ ‍ ​‍​‍‌‍ ‌ ​‍‌‍‍‌‌‍‌ ‌‍‍‌‌‍ ‍​‍​‍​ ‍‍​‍​‍‌ ​ ‌‍​‌‌‍ ‍‌‍‍‌‌ ‌​‌ ‍‌​‍ ‍‌‍‍‌‌‍ ​‍​‍​‍ ​​‍​‍‌‍‍​‌ ​‍‌‍‌‌‌‍‌‍​‍​‍​ ‍‍​‍​‍​‍ ‌‍​‌‌‍‌​‌‍ ‌‌‍‍‌‌‍ ‍​‍ ‌‍‍‌‌‍ ‍‌ ‌​‌‍‌‌‌‍ ‍‌ ‌​​‍ ‌‍‌‌‌‍‌​‌‍‍‌‌ ‌​​‍ ‌‍ ‌‌‍ ‌‍‌​‌‍‌‌​ ‌‌ ​​‌ ​‍‌‍‌‌‌ ​ ‌‍‌‌‌‍ ‍‌ ‌​‌‍​‌‌ ‌​‌‍‍‌‌‍ ‌‍ ‍​ ‍ ‌‍‍‌‌‍‌​​ ‌​ ​‌​ ‌​​ ‍‌‌‍‌​‌‍‌‍​ ‌‍​ ​‌‌‍‌​​‍ ‌​ ​‌​ ​‌​ ‌ ‌‍​‌​‍ ‌​ ‌​‌‍‌‍​ ‌ ​ ​‍​‍ ‌‌‍​‌​ ​‌‌‍‌‍​ ‌‌​‍ ‌​ ‌​​ ‌‍​ ​‍​ ‌ ​ ‌‍‌‍​‌​ ‌​​ ​‍‌‍‌‍​ ‌‌‌‍‌‍‌‍‌​​ ‍ ‌ ‌​‌ ‍‌‌ ​​‌‍‌‌​ ‌‌‍​‍‌ ‌‌‌‍‍‌‌‍ ​‌‍‌​​ ‍ ‌ ​​‌‍​‌‌ ‌​‌‍‍​​ ‌‌‍‍‌​ ​‌​ ‍​‌‍ ‍‌‌ ‌‍ ​‌‍ ‌‍ ‍‌‍‌ ‌‌ ‌‍‌​‌‍‌‌‌ ​ ‌‍​ ​‍‌‌​ ‌‌‌​​‍‌‌ ‌‍‍ ‌‍‌‌‌ ‍‌​‍‌‌​ ​ ‌​‌​​‍‌‌​ ​ ‌​‌​​‍‌‌​ ​‍​ ​‍‌‍‌‌‌‍ ‍​‍‌‌​ ​‍​ ​‍​‍‌‌​ ‌‌‌​‌​​‍ ‍‌ ‌‍‌‍​‌‌‍ ​‌ ‌‌‌‍‌‌​‍‌‌​ ‌‌‌​​‍‌‌ ‌‍‍ ‌‍‌‌‌ ‍‌​‍‌‌​ ​ ‌​‌​​‍‌‌​ ​ ‌​‌​​‍‌‌​ ​‍​ ​‍​ ‌ ​ ‌‌‌‍​ ​ ‌​​ ‌ ​ ‌‌‌‍​‍​ ‍‌‌‍‌​​ ‌‌​ ​ ​ ‌​​‍‌‌​ ​‍​ ​‍​‍‌‌​ ‌‌‌​‌​​‍ ‍‌‍​ ‌‍‍​‌‍‍‌‌‍ ​‌‍‌​‌ ​‍‌‍‌‌‌‍ ‍​‍‌‌​ ‌‌‌​​‍‌‌ ‌‍‍ ‌‍‌‌‌ ‍‌​‍‌‌​ ​ ‌​‌​​‍‌‌​ ​ ‌​‌​​‍‌‌​ ​‍​ ​‍​ ​​​ ​‍​ ​‌​ ​‌‌‍​‌​ ‌‌‌‍​ ‌‍‌​​ ‌ ‌‍​‍‌‍​ ‌‍​‌​‍‌‌​ ​‍​ ​‍​‍‌‌​ ‌‌‌​‌​​‍ ‍‌ ‌​‌‍‌‌‌ ‍​‌ ‌​​ ‌‍​‍‌‍​‌‌ ​ ‌‍‌‌‌‌‌‌‌ ​‍‌‍ ​​ ‌​‍‌‌​ ​‍‌​‌‍‌‍​‌‌‍‌​‌‍ ‌‌‍‍‌‌‍ ‍​‍‌‍‌‍‍‌‌‍‌​​ ‌​ ​‌​ ‌​​ ‍‌‌‍‌​‌‍‌‍​ ‌‍​ ​‌‌‍‌​​‍ ‌​ ​‌​ ​‌​ ‌ ‌‍​‌​‍ ‌​ ‌​‌‍‌‍​ ‌ ​ ​‍​‍ ‌‌‍​‌​ ​‌‌‍‌‍​ ‌‌​‍ ‌​ ‌​​ ‌‍​ ​‍​ ‌ ​ ‌‍‌‍​‌​ ‌​​ ​‍‌‍‌‍​ ‌‌‌‍‌‍‌‍‌​​‍‌‍‌ ‌​‌ ‍‌‌ ​​‌‍‌‌​ ‌‌‍​‍‌ ‌‌‌‍‍‌‌‍ ​‌‍‌​​‍‌‍‌ ​​‌‍​‌‌ ‌​‌‍‍​​ ‌‌‍‍‌​ ​‌​ ‍​‌‍ ‍‌‌ ‌‍ ​‌‍ ‌‍ ‍‌‍‌ ‌‌ ‌‍‌​‌‍‌‌‌ ​ ‌‍​ ​‍‌‌​ ‌‌‌​​‍‌‌ ‌‍‍ ‌‍‌‌‌ ‍‌​‍‌‌​ ​ ‌​‌​​‍‌‌​ ​ ‌​‌​​‍‌‌​ ​‍​ ​‍‌‍‌‌‌‍ ‍​‍‌‌​ ​‍​ ​‍​‍‌‌​ ‌‌‌​‌​​‍ ‍‌ ‌‍‌‍​‌‌‍ ​‌ ‌‌‌‍‌‌​‍‌‌​ ‌‌‌​​‍‌‌ ‌‍‍ ‌‍‌‌‌ ‍‌​‍‌‌​ ​ ‌​‌​​‍‌‌​ ​ ‌​‌​​‍‌‌​ ​‍​ ​‍​ ‌ ​ ‌‌‌‍​ ​ ‌​​ ‌ ​ ‌‌‌‍​‍​ ‍‌‌‍‌​​ ‌‌​ ​ ​ ‌​​‍‌‌​ ​‍​ ​‍​‍‌‌​ ‌‌‌​‌​​‍ ‍‌‍​ ‌‍‍​‌‍‍‌‌‍ ​‌‍‌​‌ ​‍‌‍‌‌‌‍ ‍​‍‌‌​ ‌‌‌​​‍‌‌ ‌‍‍ ‌‍‌‌‌ ‍‌​‍‌‌​ ​ ‌​‌​​‍‌‌​ ​ ‌​‌​​‍‌‌​ ​‍​ ​‍​ ​​​ ​‍​ ​‌​ ​‌‌‍​‌​ ‌‌‌‍​ ‌‍‌​​ ‌ ‌‍​‍‌‍​ ‌‍​‌​‍‌‌​ ​‍​ ​‍​‍‌‌​ ‌‌‌​‌​​‍ ‍‌ ‌​‌‍‌‌‌ ‍​‌ ‌​​‍‌‍‌ ​​‌‍‌‌‌ ​‍‌ ​ ‌ ​​‌‍‌‌‌‍​ ‌ ‌​‌‍‍‌‌ ‌‍‌‍‌‌​ ‌‌ ​​‌ ‌‌‌‍​‍‌‍ ​‌‍‍‌‌ ​ ‌‍‍​‌‍‌‌‌‍‌​​‍​‍‌ ‌